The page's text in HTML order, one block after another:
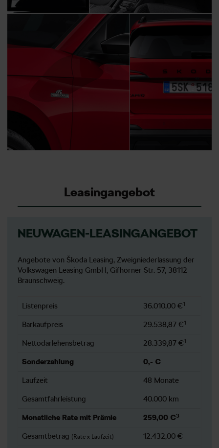
Leasingangebot
NEUWAGEN-LEASINGANGEBOT
Angebote von Škoda Leasing, Zweigniederlassung der
Volkswagen Leasing GmbH, Gifhorner Str. 57, 38112
Braunschweig.
Listenpreis 36.010,00 €1
Barkaufpreis 29.538,87 €1
Nettodarlehensbetrag 28.339,87 €1
Sonderzahlung 0,- €
Laufzeit 48 Monate
Gesamtfahrleistung 40.000 km
Monatliche Rate mit Prämie 259,00 €3
Gesamtbetrag (Rate x Laufzeit) 12.432,00 €